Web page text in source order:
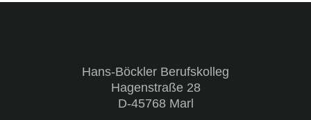
Hans-Böckler Berufskolleg
Hagenstraße 28
D-45768 Marl